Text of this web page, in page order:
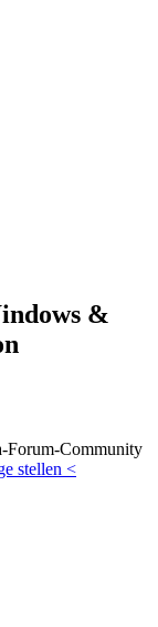
&
Forum-Community
stellen <